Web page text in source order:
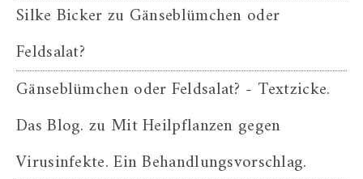
Silke Bickerzu Gänseblümchen oder
Feldsalat?
Gänseblümchen oder Feldsalat? - Textzicke.
Das Blog. zu Mit Heilpflanzen gegen
Virusinfekte. Ein Behandlungsvorschlag.